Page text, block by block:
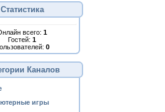
Статистика
всего: 1
Гостей: 1
0
Каналов
игры